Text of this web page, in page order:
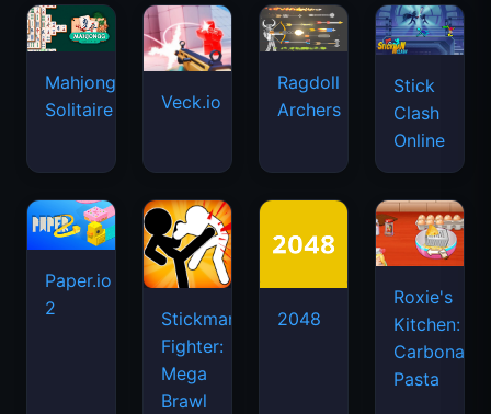
Mahjongg
Solitaire
Veck.io
Ragdoll
Archers
Stick
Clash
Online
Paper.io
2
Stickman
Fighter:
Mega
Brawl
2048
Roxie's
Kitchen:
Carbonara
Pasta